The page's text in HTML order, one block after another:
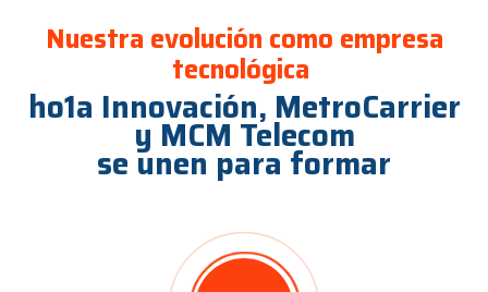
Nuestra evolución como empresa
tecnológica
ho1a Innovación, MetroCarrier
y MCM Telecom
se unen para formar